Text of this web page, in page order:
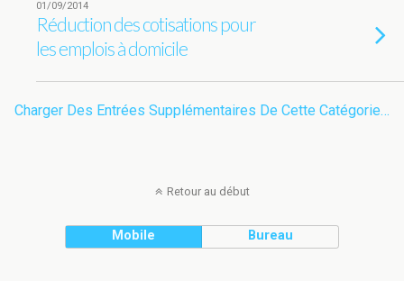
01/09/2014
Réduction des cotisations pour
les emplois à domicile
Charger Des Entrées Supplémentaires De Cette Catégorie…
Retour au début
Mobile Bureau